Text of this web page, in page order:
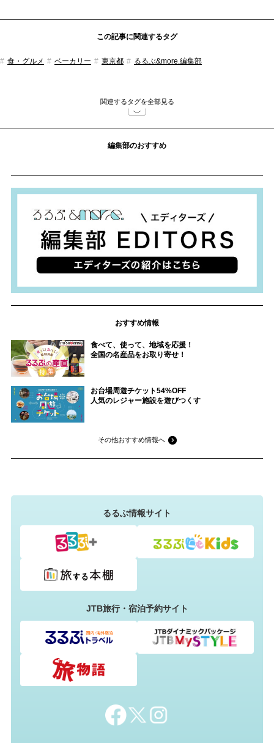
この記事に関連するタグ
食・グルメ ベーカリー 東京都 るるぶ&more.編集部
関連するタグを全部見る
編集部のおすすめ
おすすめ情報
食べて、使って、地域を応援！
全国の名産品をお取り寄せ！
お台場周遊チケット54%OFF
人気のレジャー施設を遊びつくす
その他おすすめ情報へ
るるぶ情報サイト
JTB旅行・宿泊予約サイト